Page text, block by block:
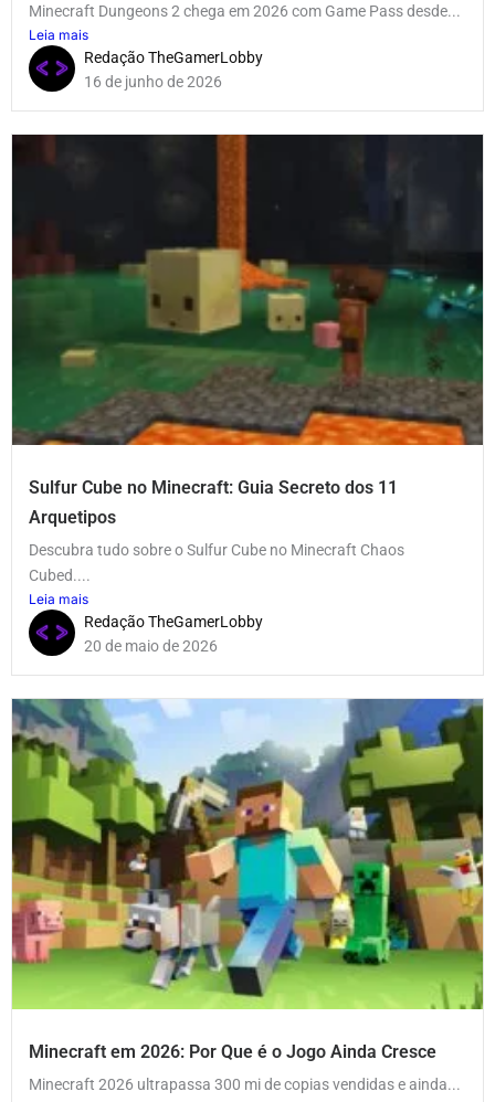
Minecraft Dungeons 2 chega em 2026 com Game Pass desde...
Leia mais
Redação TheGamerLobby
16 de junho de 2026
Sulfur Cube no Minecraft: Guia Secreto dos 11
Arquetipos
Descubra tudo sobre o Sulfur Cube no Minecraft Chaos
Cubed....
Leia mais
Redação TheGamerLobby
20 de maio de 2026
Minecraft em 2026: Por Que é o Jogo Ainda Cresce
Minecraft 2026 ultrapassa 300 mi de copias vendidas e ainda...